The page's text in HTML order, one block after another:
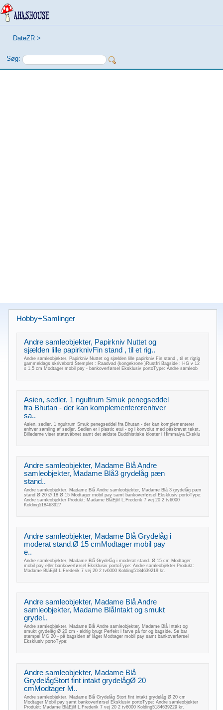
DateZR >
Søg:
Hobby+Samlinger
Andre samleobjekter, Papirkniv Nuttet og
sjælden lille papirknivFin stand , til et rig..
Andre samleobjekter, Papirkniv Nuttet og sjælden lille papirkniv Fin stand , til et rigtig
gammeldags skrivebord Stemplet : Raadvad (kongekrone )Rustfri Bagside : HG v 12
x 1,5 cm Modtager mobil pay - bankoverførsel Eksklusiv portoType: Andre samleob
Asien, sedler, 1 ngultrum Smuk penegseddel
fra Bhutan - der kan komplementererenhver
sa..
Asien, sedler, 1 ngultrum Smuk penegseddel fra Bhutan - der kan komplementerer
enhver samling af sedler. Sedlen er i plastic etui - og i konvolut med påskrevet tekst.
Billederne viser statsvåbnet samt det ældste Buddhistiske kloster i Himmalya Eksklu
Andre samleobjekter, Madame Blå Andre
samleobjekter, Madame Blå3 grydelåg pæn
stand..
Andre samleobjekter, Madame Blå Andre samleobjekter, Madame Blå 3 grydelåg pæn
stand Ø 20 Ø 18 Ø 15 Modtager mobil pay samt bankoverførsel Eksklusiv portoType:
Andre samleobjekter Produkt: Madame BlåEjlif L.Frederik 7 vej 20 2 tv6000
Kolding518463927
Andre samleobjekter, Madame Blå Grydelåg i
moderat stand.Ø 15 cmModtager mobil pay
e..
Andre samleobjekter, Madame Blå Grydelåg i moderat stand. Ø 15 cm Modtager
mobil pay eller bankoverførsel Eksklusiv portoType: Andre samleobjekter Produkt:
Madame BlåEjlif L.Frederik 7 vej 20 2 tv6000 Kolding5184639219 kr.
Andre samleobjekter, Madame Blå Andre
samleobjekter, Madame BlåIntakt og smukt
grydel..
Andre samleobjekter, Madame Blå Andre samleobjekter, Madame Blå Intakt og
smukt grydelåg Ø 20 cm - aldrig brugt Perfekt i farve på for og bagside. Se bar
stempel MG 20 - på bagsiden af låget Modtager mobil pay samt bankoverførsel
Eksklusiv portoType:
Andre samleobjekter, Madame Blå
GrydelågStort fint intakt grydelågØ 20
cmModtager M..
Andre samleobjekter, Madame Blå Grydelåg Stort fint intakt grydelåg Ø 20 cm
Modtager Mobil pay samt bankoverførsel Eksklusiv portoType: Andre samleobjekter
Produkt: Madame BlåEjlif L.Frederik 7 vej 20 2 tv6000 Kolding5184639229 kr.